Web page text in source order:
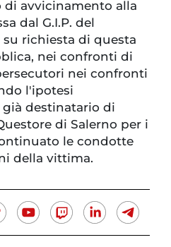
avvicinamento alla
dal G.I.P. del
richiesta di questa
nei confronti di
nei confronti
l'ipotesi
destinatario di
di Salerno per i
le condotte
della vittima.